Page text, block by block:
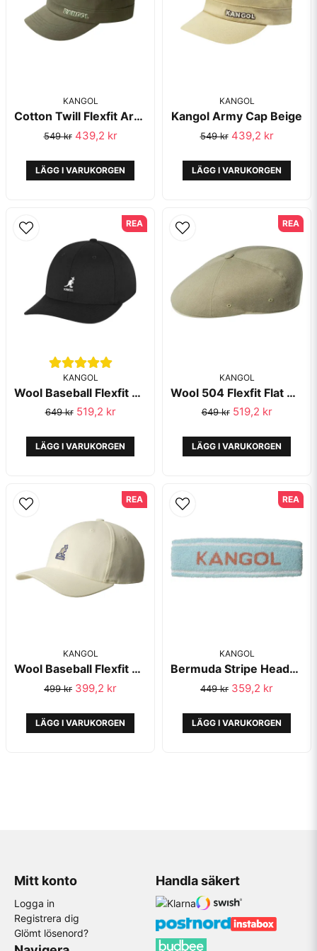
Skicka fråga
KANGOL
Cotton Twill Flexfit Army Cap Green - Kangol
549 kr 439,2 kr
LÄGG I VARUKORGEN
KANGOL
Kangol Army Cap Beige
549 kr 439,2 kr
LÄGG I VARUKORGEN
KANGOL
Wool Baseball Flexfit Black - Kangol
649 kr 519,2 kr
LÄGG I VARUKORGEN
REA
KANGOL
Wool 504 Flexfit Flat Cap/Gubbkeps Taupe - Kangol
649 kr 519,2 kr
LÄGG I VARUKORGEN
REA
KANGOL
Wool Baseball Flexfit White - Kangol
499 kr 399,2 kr
LÄGG I VARUKORGEN
REA
KANGOL
Bermuda Stripe Headband Blue/Tint - Kangol
449 kr 359,2 kr
LÄGG I VARUKORGEN
REA
Mitt konto
Logga in
Registrera dig
Glömt lösenord?
Handla säkert